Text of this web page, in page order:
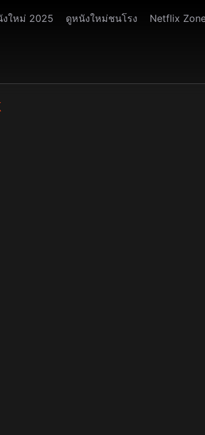
งใหม่ 2025 ดูหนังใหม่ชนโรง Netflix